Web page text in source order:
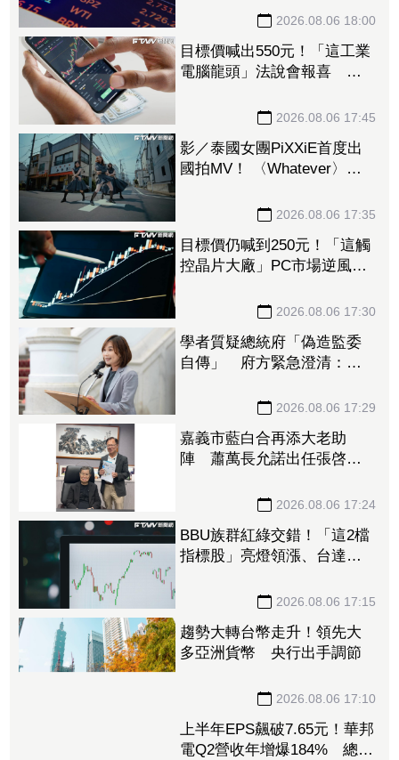
喊：產業5年熱度不減2026.08.06 18:00
目標價喊出550元！「這工業
電腦龍頭」法說會報喜 外
2026.08.06 17:45
影／泰國女團PiXXiE首度出
國拍MV！ 〈Whatever〉爆
2026.08.06 17:35
目標價仍喊到250元！「這觸
控晶片大廠」PC市場逆風但
2026.08.06 17:30
學者質疑總統府「偽造監委
自傳」 府方緊急澄清：已
2026.08.06 17:29
嘉義市藍白合再添大老助
陣 蕭萬長允諾出任張啓楷
2026.08.06 17:24
BBU族群紅綠交錯！「這2檔
指標股」亮燈領漲、台達
AES也有逾2%漲幅2026.08.06 17:15
趨勢大轉台幣走升！領先大
多亞洲貨幣 央行出手調節
2026.08.06 17:10
上半年EPS飆破7.65元！華邦
電Q2營收年增爆184% 總座